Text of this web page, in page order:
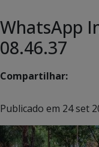
WhatsApp
08.46.37
Compartilhar:
Publicado em 24 set